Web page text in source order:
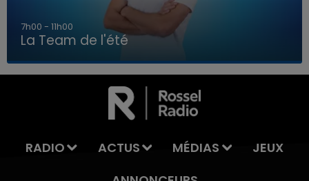
LA TEAM DE L'ÉTÉ
7h00 - 11h00
La Team de l'été
RADIO ACTUS MÉDIAS
JEUX